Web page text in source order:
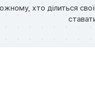
хто ділиться